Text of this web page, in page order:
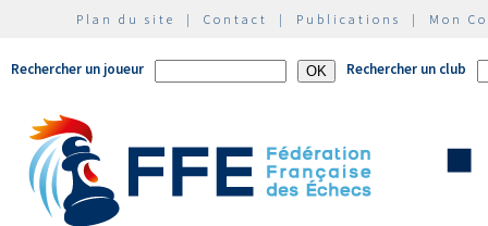
Plan du site | Contact | Publications | Mon
Rechercher un joueur Rechercher un club